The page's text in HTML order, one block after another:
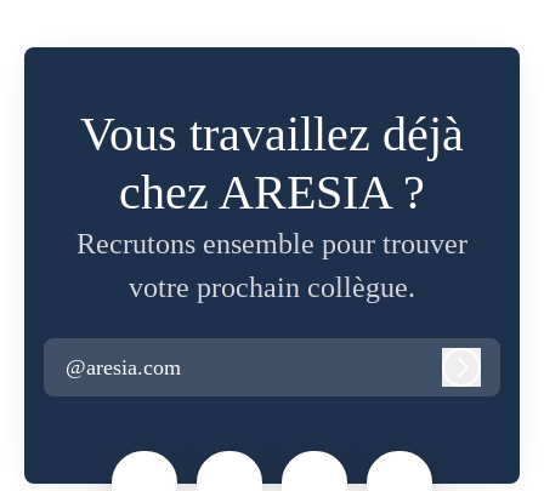
Vous travaillez déjà
chez ARESIA ?
Recrutons ensemble pour trouver
votre prochain collègue.
@aresia.com